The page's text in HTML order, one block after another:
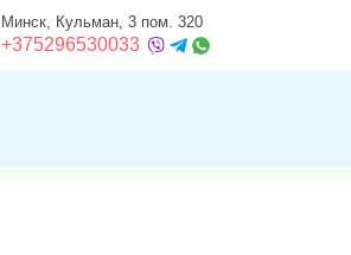
Минск, Кульман, 3 пом. 320
+375296530033